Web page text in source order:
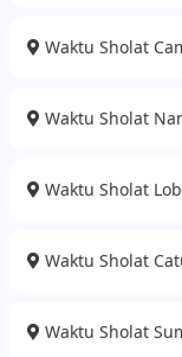
Waktu Sholat
Waktu Sholat
Waktu Sholat
Waktu Sholat
Waktu Sholat